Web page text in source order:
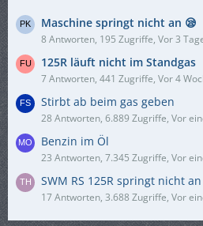
Maschine springt nicht an 😪
8 Antworten, 195 Zugriffe, Vor 3
125R läuft nicht im Standgas
7 Antworten, 441 Zugriffe, Vor 4
Stirbt ab beim gas geben
28 Antworten, 6.889 Zugriffe, Vor
Benzin im Öl
23 Antworten, 7.345 Zugriffe, Vor
SWM RS 125R springt nicht an
17 Antworten, 3.688 Zugriffe, Vor